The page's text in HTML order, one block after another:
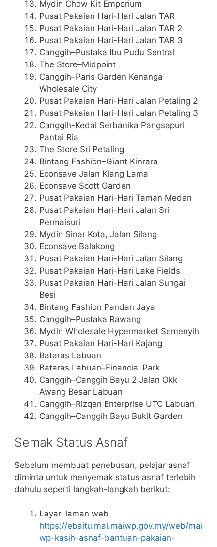
Mydin Chow Kit Emporium
Pusat Pakaian Hari-Hari Jalan TAR
Pusat Pakaian Hari-Hari Jalan TAR 2
Pusat Pakaian Hari-Hari Jalan TAR 3
Canggih–Pustaka Ibu Pudu Sentral
The Store–Midpoint
Canggih–Paris Garden Kenanga
Wholesale City
Pusat Pakaian Hari-Hari Jalan Petaling 2
Pusat Pakaian Hari-Hari Jalan Petaling 3
Canggih-Kedai Serbanika Pangsapuri
Pantai Ria
The Store Sri Petaling
Bintang Fashion–Giant Kinrara
Econsave Jalan Klang Lama
Econsave Scott Garden
Pusat Pakaian Hari-Hari Taman Medan
Pusat Pakaian Hari-Hari Jalan Sri
Permaisuri
Mydin Sinar Kota, Jalan Silang
Econsave Balakong
Pusat Pakaian Hari-Hari Jalan Silang
Pusat Pakaian Hari-Hari Lake Fields
Pusat Pakaian Hari-Hari Jalan Sungai
Besi
Bintang Fashion Pandan Jaya
Canggih–Pustaka Rawang
Mydin Wholesale Hypermarket Semenyih
Pusat Pakaian Hari-Hari Kajang
Bataras Labuan
Bataras Labuan–Financial Park
Canggih–Canggih Bayu 2 Jalan Okk
Awang Besar Labuan
Canggih–Rizqen Enterprise UTC Labuan
Canggih–Canggih Bayu Bukit Garden
Semak Status Asnaf
Sebelum membuat penebusan, pelajar asnaf
diminta untuk menyemak status asnaf terlebih
dahulu seperti langkah-langkah berikut:
Layari laman web
https://ebaitulmal.maiwp.gov.my/web/mai
wp-kasih-asnaf-bantuan-pakaian-